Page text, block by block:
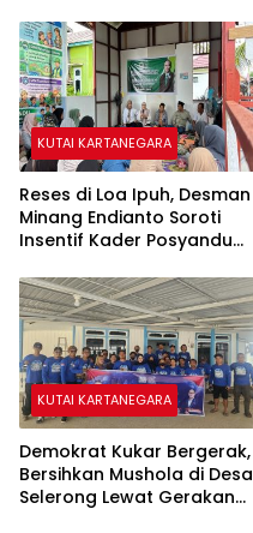
KUTAI KARTANEGARA
Reses di Loa Ipuh, Desman
Minang Endianto Soroti
Insentif Kader Posyandu
KUTAI KARTANEGARA
Demokrat Kukar Bergerak,
Bersihkan Mushola di Desa
Selerong Lewat Gerakan